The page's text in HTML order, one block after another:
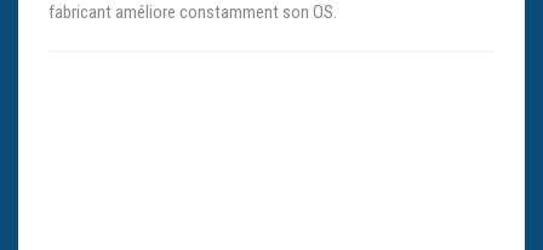
fabricant améliore constamment son OS.